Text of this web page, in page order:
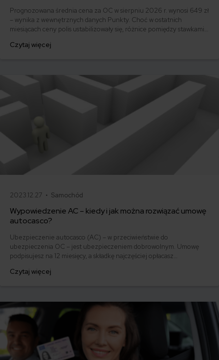
Prognozowana średnia cena za OC w sierpniu 2026 r. wynosi 649 zł
– wynika z wewnętrznych danych Punkty. Choć w ostatnich
miesiącach ceny polis ustabilizowały się, różnice pomiędzy stawkami
500 zł, inni – powyżej 1500 zł. Gdzie znaleźć najtańsze OC w Polsce
Czytaj więcej
2023.12.27 • Samochód
Wypowiedzenie AC – kiedy i jak można rozwiązać umowę
autocasco?
Ubezpieczenie autocasco (AC) – w przeciwieństwie do
ubezpieczenia OC – jest ubezpieczeniem dobrowolnym. Umowę
podpisujesz na 12 miesięcy, a składkę najczęściej opłacasz
ofertę lub zdecydowałeś się sprzedać samochód w trakcie trwania
Czytaj więcej